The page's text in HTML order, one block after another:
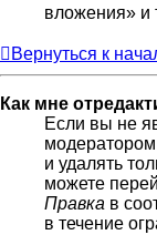
вложения» и
Вернуться к
Как мне
Если вы не
и удалять
можете
Правка в
в течение